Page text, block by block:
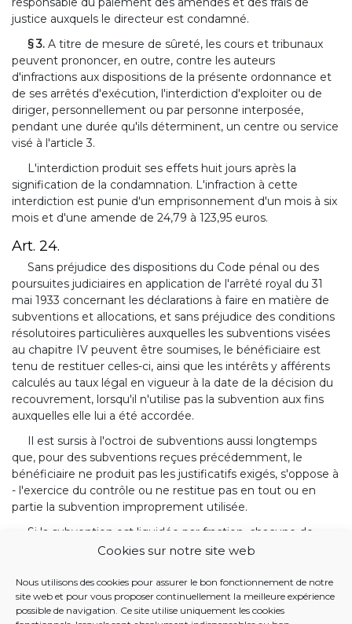
Cookies sur notre site web
Nous utilisons des cookies pour assurer le bon fonctionnement de notre
site web et pour vous proposer continuellement la meilleure expérience
possible de navigation. Ce site utilise uniquement les cookies
justice auxquels le directeur est condamné.
§ 3. A titre de mesure de sûreté, les cours et tribunaux
peuvent prononcer, en outre, contre les auteurs
d'infractions aux dispositions de la présente ordonnance et
de ses arrêtés d'exécution, l'interdiction d'exploiter ou de
diriger, personnellement ou par personne interposée,
pendant une durée qu'ils déterminent, un centre ou service
visé à l'article 3.
L'interdiction produit ses effets huit jours après la
signification de la condamnation. L'infraction à cette
interdiction est punie d'un emprisonnement d'un mois à six
mois et d'une amende de 24,79 à 123,95 euros.
Art. 24.
Sans préjudice des dispositions du Code pénal ou des
poursuites judiciaires en application de l'arrêté royal du 31
mai 1933 concernant les déclarations à faire en matière de
subventions et allocations, et sans préjudice des conditions
résolutoires particulières auxquelles les subventions visées
au chapitre IV peuvent être soumises, le bénéficiaire est
tenu de restituer celles-ci, ainsi que les intérêts y afférents
calculés au taux légal en vigueur à la date de la décision du
recouvrement, lorsqu'il n'utilise pas la subvention aux fins
auxquelles elle lui a été accordée.
Il est sursis à l'octroi de subventions aussi longtemps
que, pour des subventions reçues précédemment, le
bénéficiaire ne produit pas les justificatifs exigés, s'oppose à
- l'exercice du contrôle ou ne restitue pas en tout ou en
partie la subvention improprement utilisée.
Si la subvention est liquidée par fraction, chacune de
celles-ci est considérée comme une subvention distincte
BANQUE DE DONNÉES JUSTEL